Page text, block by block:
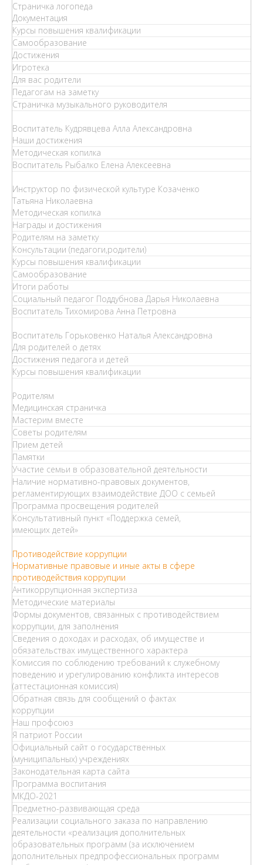
Страничка логопеда
Документация
Курсы повышения квалификации
Самообразование
Достижения
Игротека
Для вас родители
Педагогам на заметку
Страничка музыкального руководителя
Воспитатель Кудрявцева Алла Александровна
Наши достижения
Методическая копилка
Воспитатель Рыбалко Елена Алексеевна
Инструктор по физической культуре Козаченко
Татьяна Николаевна
Методическая копилка
Награды и достижения
Родителям на заметку
Консультации (педагоги,родители)
Курсы повышения квалификации
Самообразование
Итоги работы
Социальный педагог Поддубнова Дарья Николаевна
Воспитатель Тихомирова Анна Петровна
Воспитатель Горьковенко Наталья Александровна
Для родителей о детях
Достижения педагога и детей
Курсы повышения квалификации
Родителям
Медицинская страничка
Мастерим вместе
Советы родителям
Прием детей
Памятки
Участие семьи в образовательной деятельности
Наличие нормативно-правовых документов,
регламентирующих взаимодействие ДОО с семьей
Программа просвещения родителей
Консультативный пункт «Поддержка семей,
имеющих детей»
Противодействие коррупции
Нормативные правовые и иные акты в сфере
противодействия коррупции
Антикоррупционная экспертиза
Методические материалы
Формы документов, связанных с противодействием
коррупции, для заполнения
Сведения о доходах и расходах, об имуществе и
обязательствах имущественного характера
Комиссия по соблюдению требований к служебному
поведению и урегулированию конфликта интересов
(аттестационная комиссия)
Обратная связь для сообщений о фактах
коррупции
Наш профсоюз
Я патриот России
Официальный сайт о государственных
(муниципальных) учреждениях
Законодательная карта сайта
Программа воспитания
МКДО-2021
Предметно-развивающая среда
Реализации социального заказа по направлению
деятельности «реализация дополнительных
образовательных программ (за исключением
дополнительных предпрофессиональных программ